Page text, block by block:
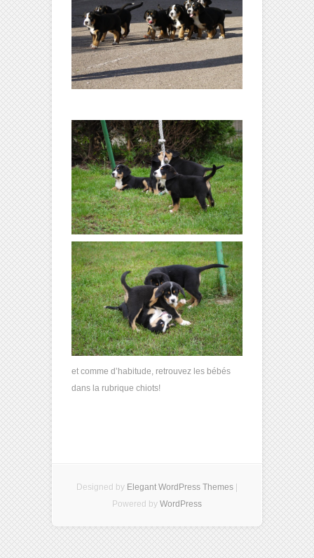
et comme d’habitude, retrouvez les bébés
dans la rubrique chiots!
Designed by Elegant WordPress Themes |
Powered by WordPress